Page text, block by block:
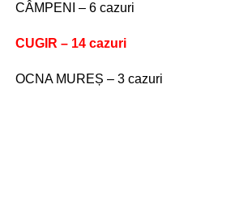
CÂMPENI – 6 cazuri
CUGIR – 14 cazuri
OCNA MUREȘ – 3 cazuri